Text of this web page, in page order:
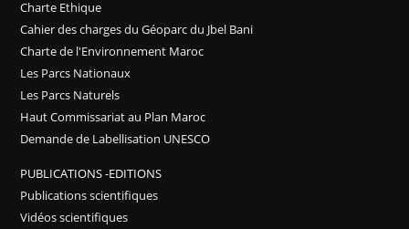
Charte Ethique
Cahier des charges du Géoparc du Jbel Bani
Charte de l'Environnement Maroc
Les Parcs Nationaux
Les Parcs Naturels
Haut Commissariat au Plan Maroc
Demande de Labellisation UNESCO
PUBLICATIONS -EDITIONS
Publications scientifiques
Vidéos scientifiques